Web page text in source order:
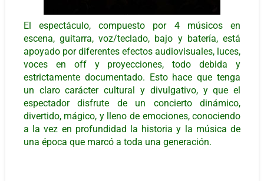
El espectáculo, compuesto por 4 músicos en
escena, guitarra, voz/teclado, bajo y batería, está
apoyado por diferentes efectos audiovisuales, luces,
voces en off y proyecciones, todo debida y
estrictamente documentado. Esto hace que tenga
un claro carácter cultural y divulgativo, y que el
espectador disfrute de un concierto dinámico,
divertido, mágico, y lleno de emociones, conociendo
a la vez en profundidad la historia y la música de
una época que marcó a toda una generación.